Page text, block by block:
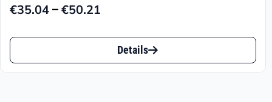
€35.04–€50.21
Preisspanne:
€50.21
Dieses
Produkt
Details